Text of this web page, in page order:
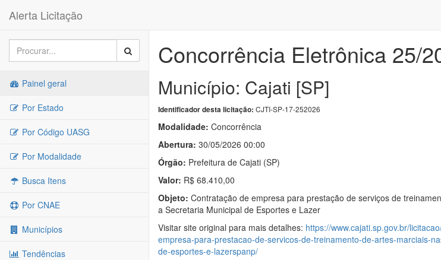
Alerta Licitação
Painel geral
Por Estado
Por Código UASG
Por Modalidade
Busca Itens
Por CNAE
Municípios
Tendências
Concorrência Eletrônica 25/
Município: Cajati [SP]
Identificador desta licitação: CJTI-SP-17-252026
Modalidade: Concorrência
Abertura: 30/05/2026 00:00
Órgão: Prefeitura de Cajati (SP)
Valor: R$ 68.410,00
Objeto: Contratação de empresa para prestação de serviços de
a Secretaria Municipal de Esportes e Lazer
Visitar site original para mais detalhes: https://www.cajati.sp.gov.br/
empresa-para-prestacao-de-servicos-de-treinamento-de-artes-marciais-
de-esportes-e-lazerspanp/